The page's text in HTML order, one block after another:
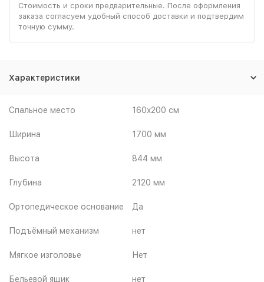
Стоимость и сроки предварительные. После оформления
заказа согласуем удобный способ доставки и подтвердим
точную сумму.
Характеристики
Спальное место 160x200 см
Ширина 1700 мм
Высота 844 мм
Глубина 2120 мм
Ортопедическое основание Да
Подъёмный механизм нет
Мягкое изголовье Нет
Бельевой ящик нет